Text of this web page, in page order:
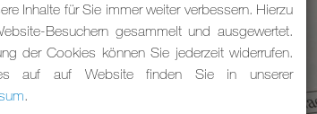
Inhalte für Sie immer weiter verbessern. Hierzu
Besuchern gesammelt und ausgewertet.
der Cookies können Sie jederzeit widerrufen.
auf auf Website finden Sie in unserer
.